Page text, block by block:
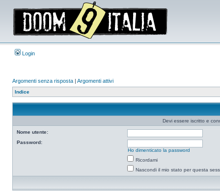
Login
Argomenti senza risposta | Argomenti attivi
Indice
Devi essere iscritto e
Nome utente:
Password:
Ho dimenticato la password
Ricordami
Nascondi il mio stato per questa